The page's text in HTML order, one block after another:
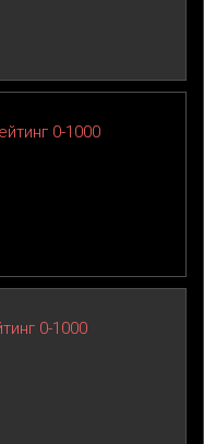
0-1000
0-1000